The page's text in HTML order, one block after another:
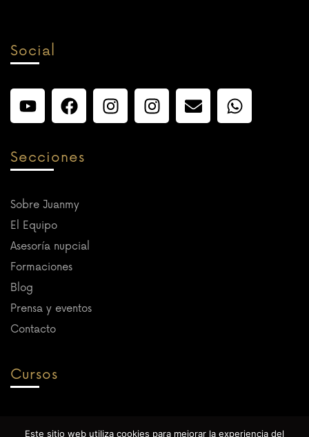
Social
Secciones
Sobre Juanmy
El Equipo
Asesoría nupcial
Formaciones
Blog
Prensa y eventos
Contacto
Cursos
Este sitio web utiliza cookies para mejorar la experiencia del